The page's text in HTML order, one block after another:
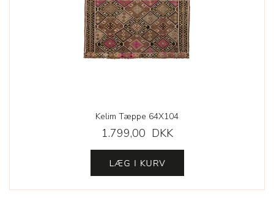
Kelim Tæppe 64X104
1.799,00 DKK